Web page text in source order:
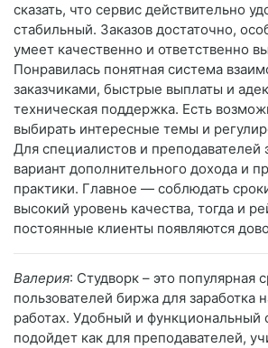
сказать, что сервис действительно
стабильный. Заказов достаточно,
умеет качественно и ответственно
Понравилась понятная система
заказчиками, быстрые выплаты и
техническая поддержка. Есть
выбирать интересные темы и
Для специалистов и преподавателей
вариант дополнительного дохода и
практики. Главное — соблюдать
высокий уровень качества, тогда и
постоянные клиенты появляются
Валерия: Студворк – это популярная
пользователей биржа для заработка
работах. Удобный и функциональный
подойдет как для преподавателей,